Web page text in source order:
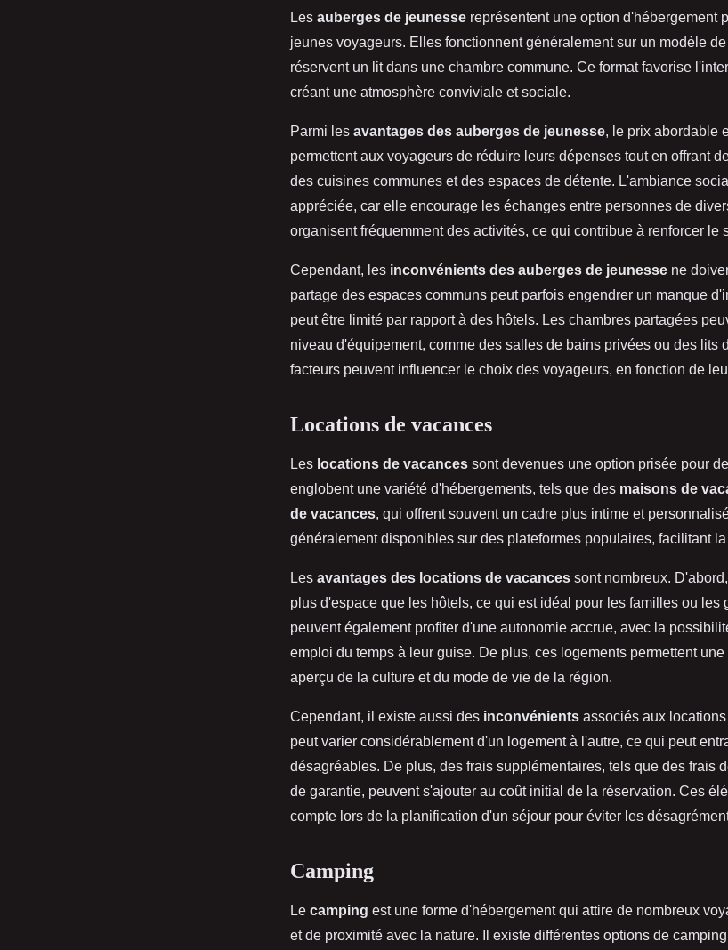
Les auberges de jeunesse représentent une option d'hébergement
jeunes voyageurs. Elles fonctionnent généralement sur un modèle
réservent un lit dans une chambre commune. Ce format favorise
créant une atmosphère conviviale et sociale.
Parmi les avantages des auberges de jeunesse, le prix abordable
permettent aux voyageurs de réduire leurs dépenses tout en offrant
des cuisines communes et des espaces de détente. L'ambiance
appréciée, car elle encourage les échanges entre personnes de
organisent fréquemment des activités, ce qui contribue à renforcer le
Cependant, les inconvénients des auberges de jeunesse ne
partage des espaces communs peut parfois engendrer un manque
peut être limité par rapport à des hôtels. Les chambres partagées
niveau d'équipement, comme des salles de bains privées ou des lits
facteurs peuvent influencer le choix des voyageurs, en fonction de
Locations de vacances
Les locations de vacances sont devenues une option prisée pour
englobent une variété d'hébergements, tels que des maisons de
de vacances, qui offrent souvent un cadre plus intime et
généralement disponibles sur des plateformes populaires, facilitant
Les avantages des locations de vacances sont nombreux.
plus d'espace que les hôtels, ce qui est idéal pour les familles ou les
peuvent également profiter d'une autonomie accrue, avec la
emploi du temps à leur guise. De plus, ces logements permettent
aperçu de la culture et du mode de vie de la région.
Cependant, il existe aussi des inconvénients associés aux
peut varier considérablement d'un logement à l'autre, ce qui peut
désagréables. De plus, des frais supplémentaires, tels que des frais
de garantie, peuvent s'ajouter au coût initial de la réservation. Ces
compte lors de la planification d'un séjour pour éviter les
Camping
Le camping est une forme d'hébergement qui attire de nombreux
et de proximité avec la nature. Il existe différentes options de